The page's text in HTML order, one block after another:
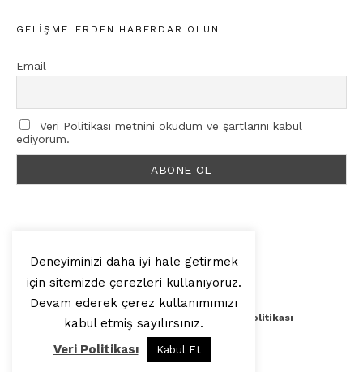
GELIŞMELERDEN HABERDAR OLUN
Email
Veri Politikası metnini okudum ve şartlarını kabul
ediyorum.
© 2025, Artilop
Künye Yazar Başvurusu Veri Politikası
Yukarı Çık
Deneyiminizi daha iyi hale getirmek
için sitemizde çerezleri kullanıyoruz.
Devam ederek çerez kullanımımızı
kabul etmiş sayılırsınız.
Veri Politikası
Kabul Et